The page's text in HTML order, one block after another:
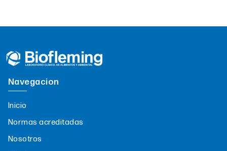
Navegacion
Inicio
Normas acreditadas
Nosotros